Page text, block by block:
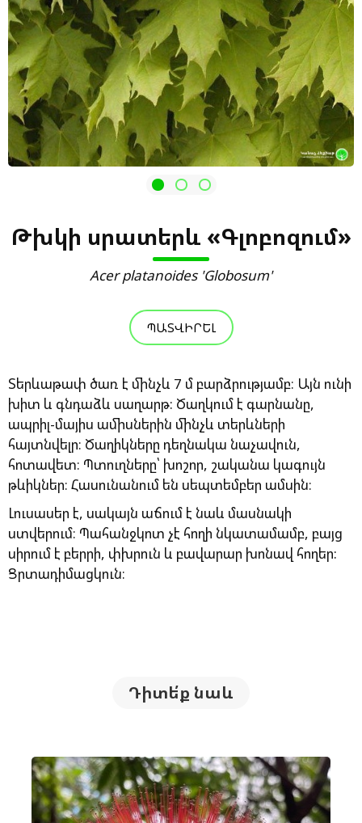
Թխկի սրատերև «Գլոբոզում»
Acer platanoides 'Globosum'
ՊԱՏՎԻՐԵԼ
Տերևաթափ ծառ է մինչև 7 մ բարձրությամբ։ Այն ունի
խիտ և գնդաձև սաղարթ: Ծաղկում է գարնանը,
ապրիլ-մայիս ամիսներին մինչև տերևների
հայտնվելր։ Ծաղիկները դեղնակա նաչավուն,
հոտավետ։ Պտուղները՝ խոշոր, շականա կագույն
թևիկներ։ Հասունանում են սեպտեմբեր ամսին։
Լուսասեր է, սակայն աճում է նաև մասնակի
ստվերում։ Պահանջկոտ չէ հողի նկատամամբ, բայց
սիրում է բերրի, փխրուն և բավարար խոնավ հողեր:
Ցրտադիմացկուն։
Դիտե՛ք նաև